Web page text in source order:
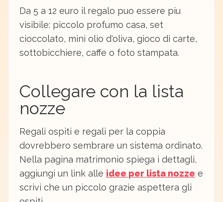
Da 5 a 12 euro il regalo puo essere piu
visibile: piccolo profumo casa, set
cioccolato, mini olio d'oliva, gioco di carte,
sottobicchiere, caffe o foto stampata.
Collegare con la lista
nozze
Regali ospiti e regali per la coppia
dovrebbero sembrare un sistema ordinato.
Nella pagina matrimonio spiega i dettagli,
aggiungi un link alle idee per lista nozze e
scrivi che un piccolo grazie aspettera gli